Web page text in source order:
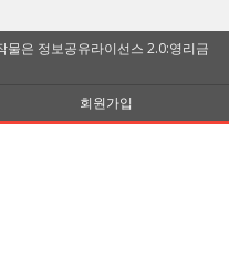
물은 정보공유라이선스 2.0:영리금
회원가입